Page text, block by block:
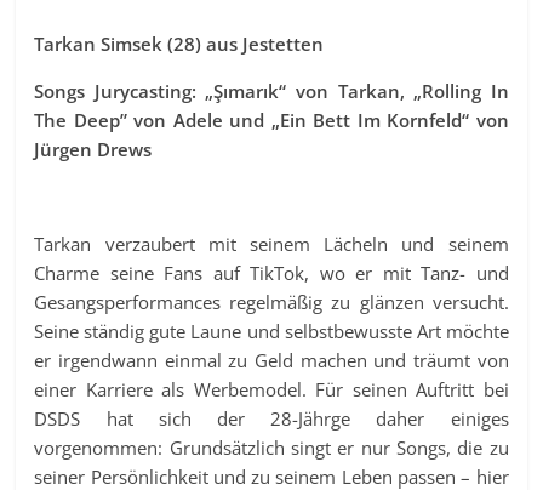
Tarkan Simsek (28) aus Jestetten
Songs Jurycasting: „Şımarık“ von Tarkan, „Rolling In
The Deep” von Adele und „Ein Bett Im Kornfeld“ von
Jürgen Drews
Tarkan verzaubert mit seinem Lächeln und seinem
Charme seine Fans auf TikTok, wo er mit Tanz- und
Gesangsperformances regelmäßig zu glänzen versucht.
Seine ständig gute Laune und selbstbewusste Art möchte
er irgendwann einmal zu Geld machen und träumt von
einer Karriere als Werbemodel. Für seinen Auftritt bei
DSDS hat sich der 28-Jährge daher einiges
vorgenommen: Grundsätzlich singt er nur Songs, die zu
seiner Persönlichkeit und zu seinem Leben passen – hier